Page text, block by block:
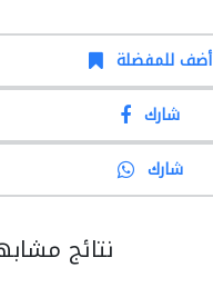
أضف للمفضلة
شارك
شارك
نتائج